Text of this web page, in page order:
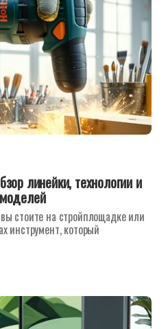
линейки, технологии и
стоите на стройплощадке или
инструмент, который